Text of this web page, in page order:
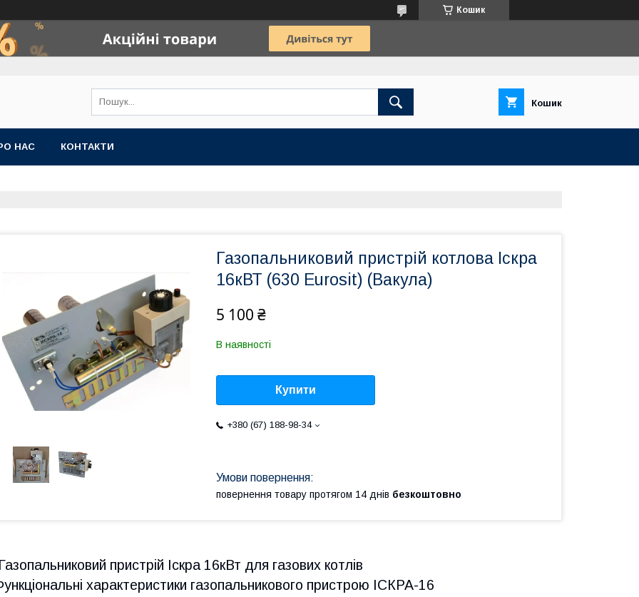
Кошик
Кошик
НАС КОНТАКТИ
Газопальниковий пристрій котлова Іскра
16кВТ (630 Eurosit) (Вакула)
5 100 ₴
В наявності
Купити
+380 (67) 188-98-34
повернення товару протягом 14 днів безкоштовно
пристрій Іскра 16кВт для газових котлів
характеристики газопальникового пристрою ІСКРА-16